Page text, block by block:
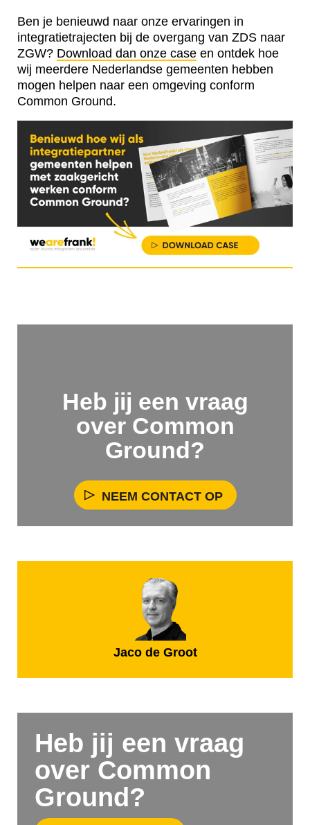
Ben je benieuwd naar onze ervaringen in
integratietrajecten bij de overgang van ZDS naar
ZGW? Download dan onze case en ontdek hoe
wij meerdere Nederlandse gemeenten hebben
mogen helpen naar een omgeving conform
Common Ground.
Heb jij een vraag
over Common
Ground?
NEEM CONTACT OP
Jaco de Groot
Heb jij een vraag
over Common
Ground?